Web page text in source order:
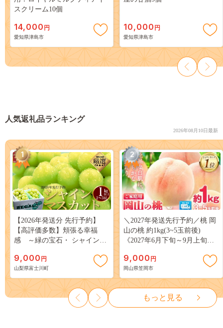
スクリーム10個
14,000 円
愛知県津島市
10,000 円
愛知県津島市
人気返礼品ランキング
2026年08月10日最新
1
【2026年発送分 先行予約】
【高評価多数】頬張る幸福
感 ～緑の宝石・ シャインマ
３房） フルーツ 山梨県産 果
物 くだもの シャイン マスカ
ット ぶどう ブドウ 葡萄 大粒
種なし 先行予約 富士川町
10000円 一万円 9000円 九千円
9,000 円
山梨県富士川町
2
＼2027年発送先行予約／桃 岡
山の桃 約1kg(3~5玉前後)
《2027年6月下旬～9月上旬頃
岡山 はくとう スイーツ フル
ーツ 果物 デザート 旬 モモ も
も 先行予約 送料無料 果物 岡
山県 笠岡市 清水白桃 白鳳 白
麗 クール便---
kasaoka_zsy_419_100---
9,000 円
岡山県笠岡市
もっと見る